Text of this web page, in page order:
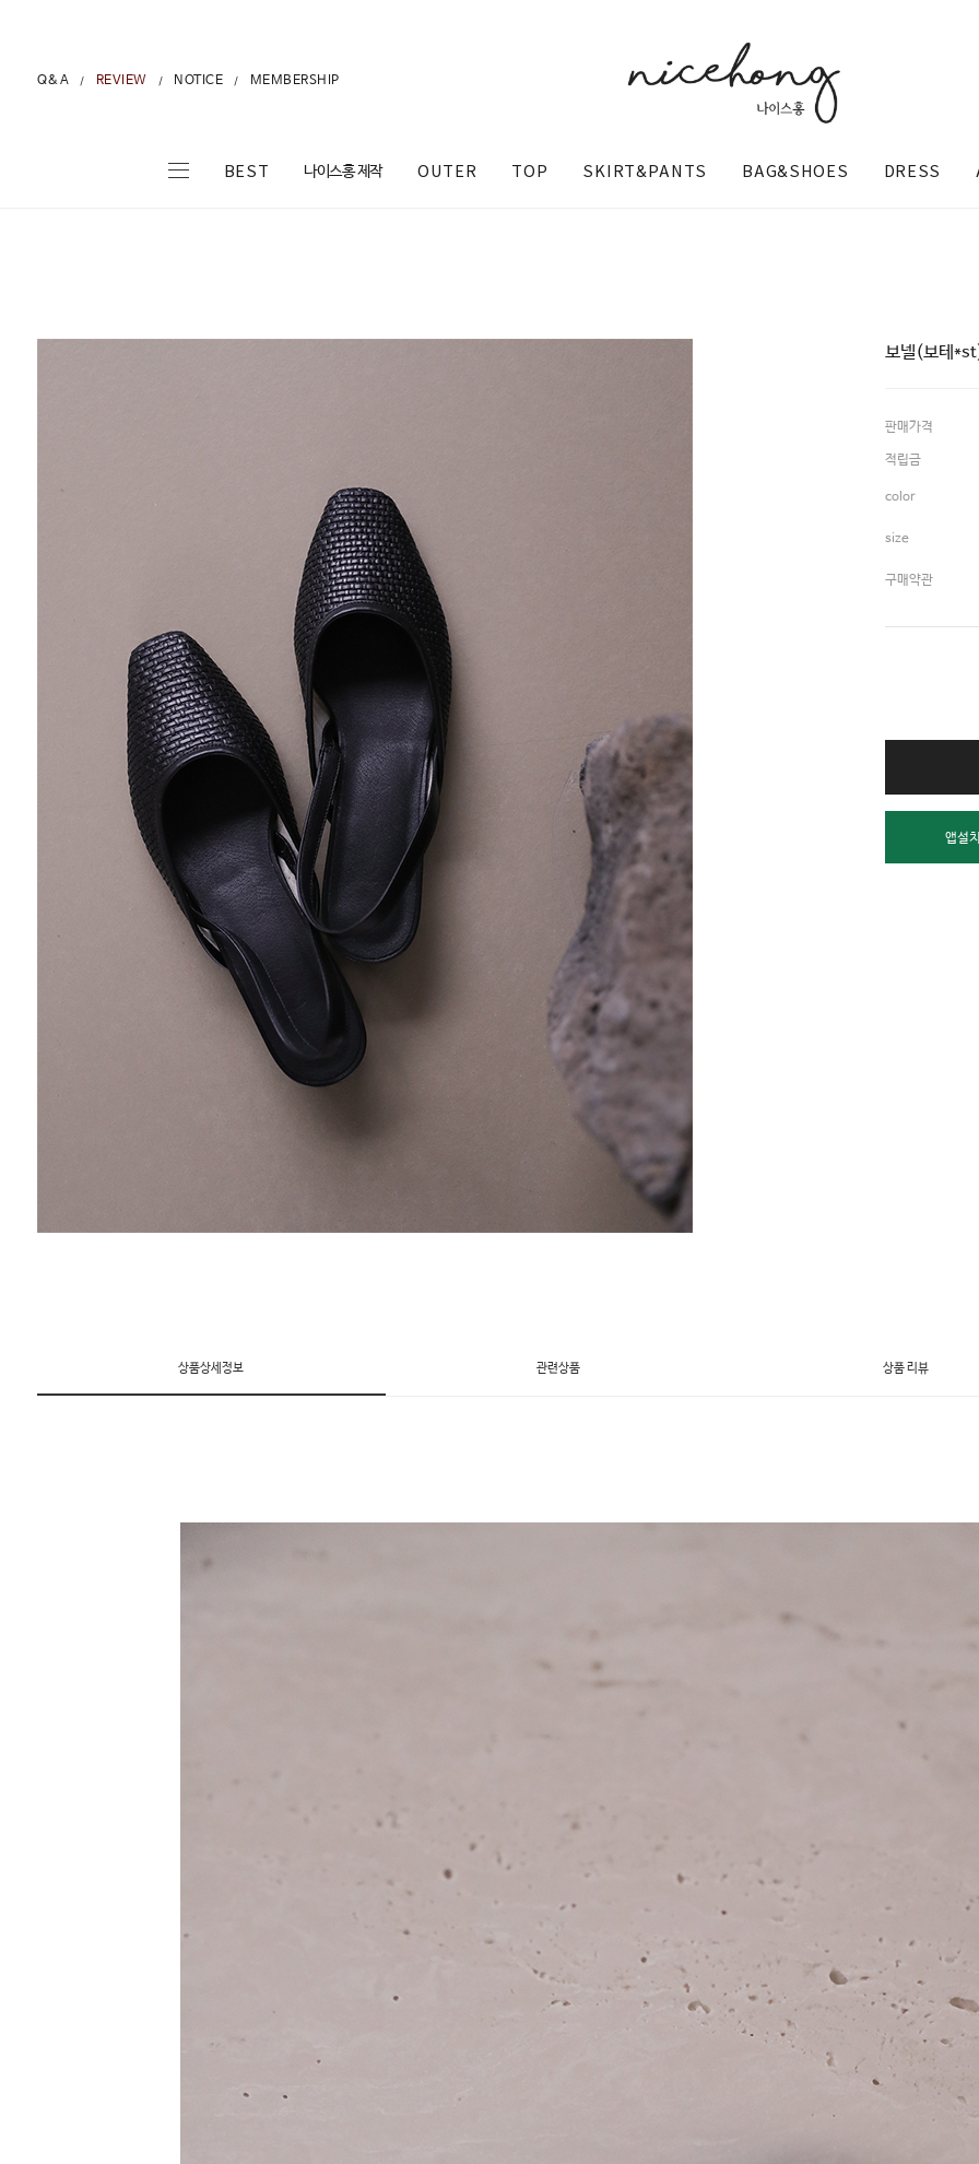
Q&A / REVIEW / NOTICE / MEMBERSHIP
BEST 나이스홍 제작 OUTER TOP SKIRT&PANTS BAG&SHOES DRESS
@nicehong_
보넬(보테
판매가격
적립금
color
size
구매약관
상품상세정보 관련상품 상품 리뷰